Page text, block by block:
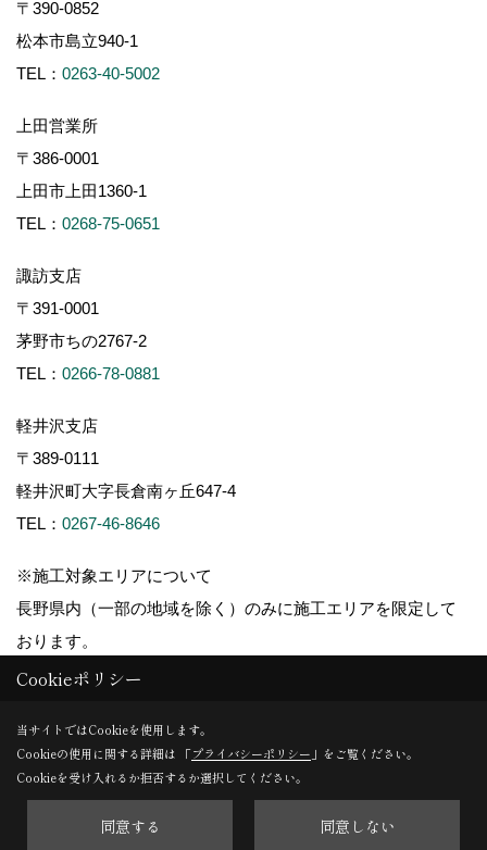
〒390-0852
松本市島立940-1
TEL： 0263-40-5002
上田営業所
〒386-0001
上田市上田1360-1
TEL： 0268-75-0651
諏訪支店
〒391-0001
茅野市ちの2767-2
TEL： 0266-78-0881
軽井沢支店
〒389-0111
軽井沢町大字長倉南ヶ丘647-4
TEL： 0267-46-8646
※施工対象エリアについて
長野県内（一部の地域を除く）のみに施工エリアを限定して
おります。
Copyright (c) ForestCorporation. All Rights Reserved.
Cookieポリシー
当サイトではCookieを使用します。
Cookieの使用に関する詳細は 「プライバシーポリシー 」をご覧ください。
Cookieを受け入れるか拒否するか選択してください。
同意する 同意しない